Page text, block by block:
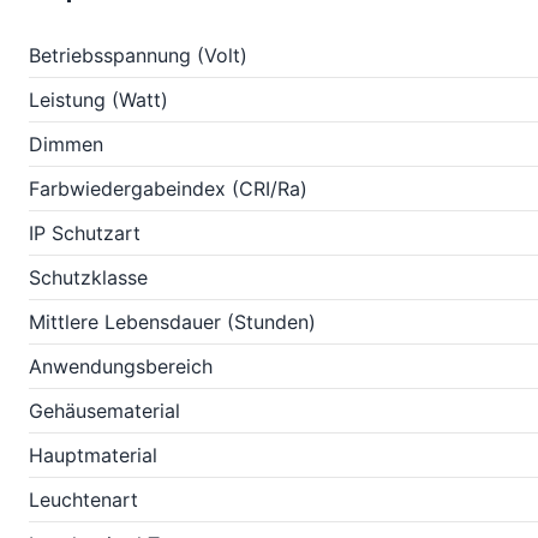
Betriebsspannung (Volt)
Leistung (Watt)
Dimmen
Farbwiedergabeindex (CRI/Ra)
IP Schutzart
Schutzklasse
Mittlere Lebensdauer (Stunden)
Anwendungsbereich
Gehäusematerial
Hauptmaterial
Leuchtenart